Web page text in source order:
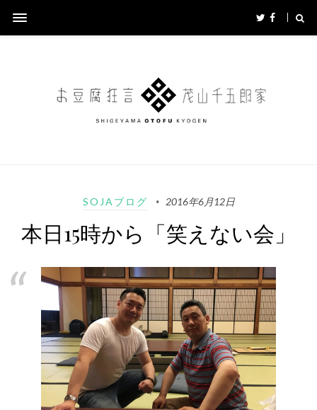
SOJAブログ 2016年6月12日
本日15時から「笑えない会」